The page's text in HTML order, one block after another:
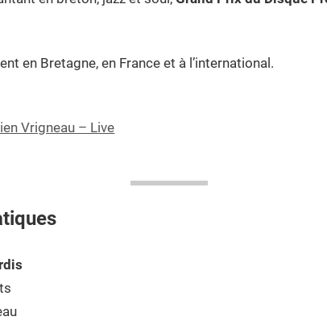
en Bretagne, en France et à l’international.
Vrigneau – Live